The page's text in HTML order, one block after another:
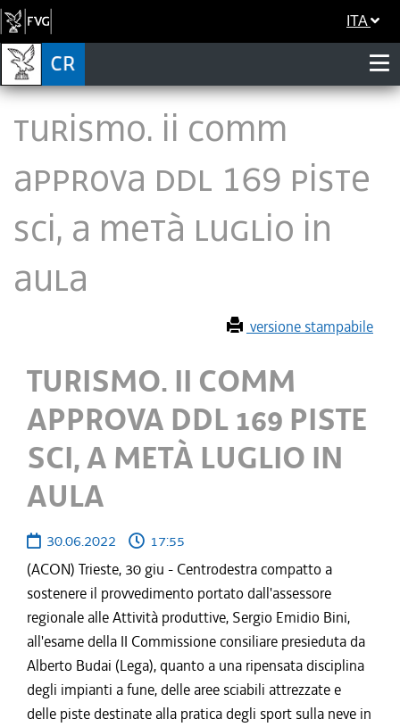
ITA
TURISMO. II COMM
APPROVA DDL 169 PISTE
SCI, A METÀ LUGLIO IN
AULA
versione stampabile
TURISMO. II COMM
APPROVA DDL 169 PISTE
SCI, A METÀ LUGLIO IN
AULA
30.06.2022
17:55
(ACON) Trieste, 30 giu - Centrodestra compatto a
sostenere il provvedimento portato dall'assessore
regionale alle Attività produttive, Sergio Emidio Bini,
all'esame della II Commissione consiliare presieduta da
Alberto Budai (Lega), quanto a una ripensata disciplina
degli impianti a fune, delle aree sciabili attrezzate e
delle piste destinate alla pratica degli sport sulla neve in